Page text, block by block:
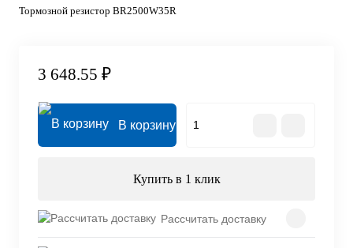
Тормозной резистор BR2500W35R
3 648.55 ₽
В корзину
Купить в 1 клик
Рассчитать доставку